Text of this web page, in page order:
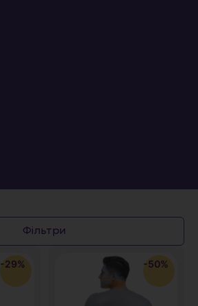
Фільтри
-29% -50%